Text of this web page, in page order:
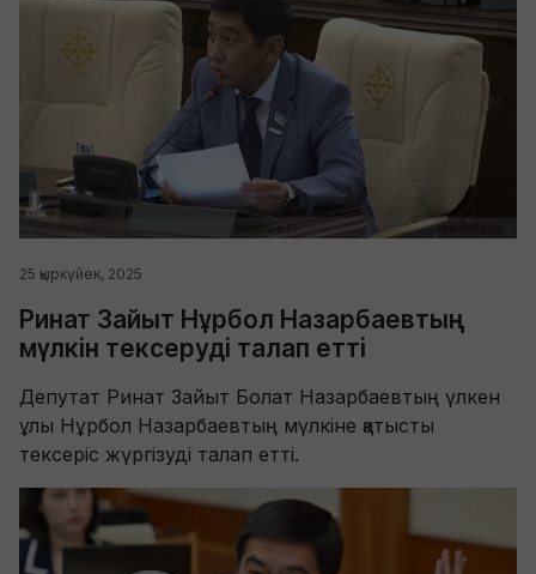
25 қыркүйек, 2025
Ринат Зайыт Нұрбол Назарбаевтың
мүлкін тексеруді талап етті
Депутат Ринат Зайыт Болат Назарбаевтың үлкен
ұлы Нұрбол Назарбаевтың мүлкіне қатысты
тексеріс жүргізуді талап етті.